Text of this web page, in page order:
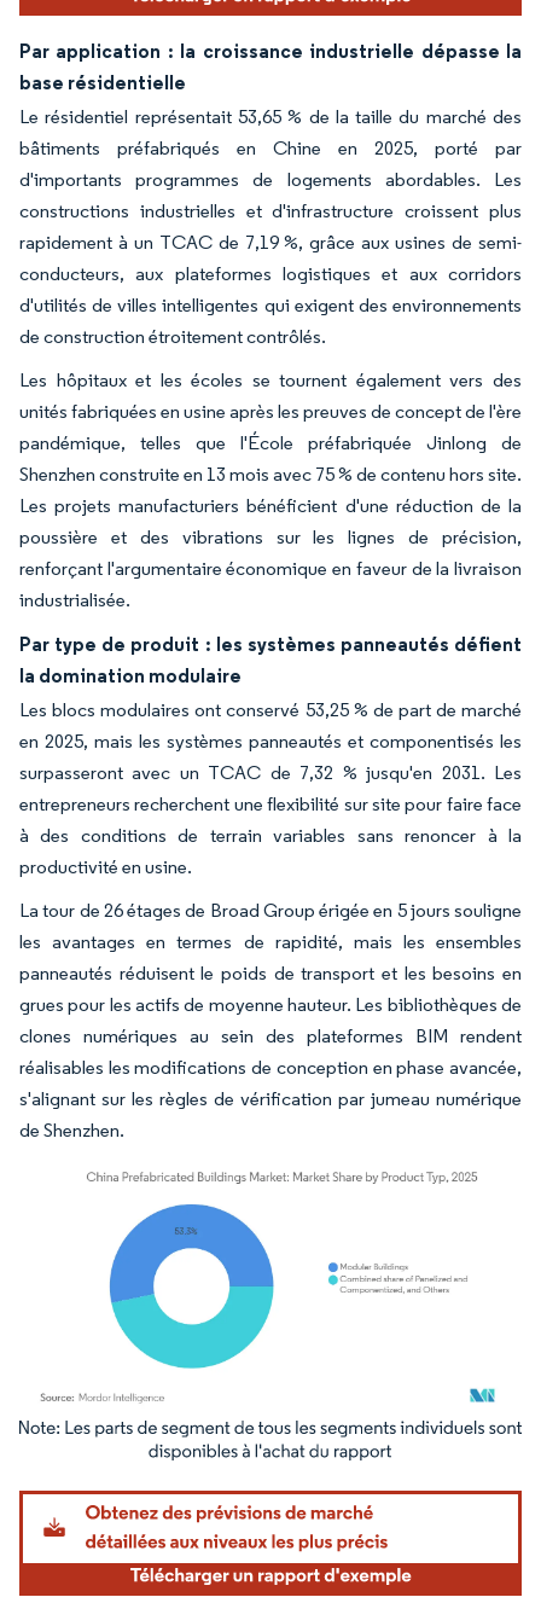
Par application : la croissance industrielle dépasse la
base résidentielle
Le résidentiel représentait 53,65 % de la taille du marché des
bâtiments préfabriqués en Chine en 2025, porté par
d'importants programmes de logements abordables. Les
constructions industrielles et d'infrastructure croissent plus
rapidement à un TCAC de 7,19 %, grâce aux usines de semi-
conducteurs, aux plateformes logistiques et aux corridors
d'utilités de villes intelligentes qui exigent des environnements
de construction étroitement contrôlés.
Les hôpitaux et les écoles se tournent également vers des
unités fabriquées en usine après les preuves de concept de l'ère
pandémique, telles que l'École préfabriquée Jinlong de
Shenzhen construite en 13 mois avec 75 % de contenu hors site.
Les projets manufacturiers bénéficient d'une réduction de la
poussière et des vibrations sur les lignes de précision,
renforçant l'argumentaire économique en faveur de la livraison
industrialisée.
Par type de produit : les systèmes panneautés défient
la domination modulaire
Les blocs modulaires ont conservé 53,25 % de part de marché
en 2025, mais les systèmes panneautés et componentisés les
surpasseront avec un TCAC de 7,32 % jusqu'en 2031. Les
entrepreneurs recherchent une flexibilité sur site pour faire face
à des conditions de terrain variables sans renoncer à la
productivité en usine.
La tour de 26 étages de Broad Group érigée en 5 jours souligne
les avantages en termes de rapidité, mais les ensembles
panneautés réduisent le poids de transport et les besoins en
grues pour les actifs de moyenne hauteur. Les bibliothèques de
clones numériques au sein des plateformes BIM rendent
réalisables les modifications de conception en phase avancée,
s'alignant sur les règles de vérification par jumeau numérique
de Shenzhen.
Image © Mordor Intelligence. La réutilisation nécessite une attribution sous CC BY